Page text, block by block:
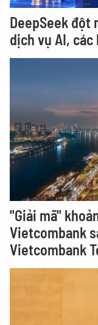
DeepSeek đột
dịch vụ AI, các
"Giải mã"
Vietcombank
Vietcombank